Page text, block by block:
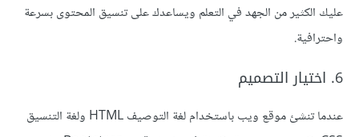
عليك الكثير من الجهد في التعلم ويساعدك على تنسيق المحتوى بسرعة
واحترافية.
6. اختيار التصميم
عندما تنشئ موقع ويب باستخدام لغة التوصيف HTML ولغة التنسيق